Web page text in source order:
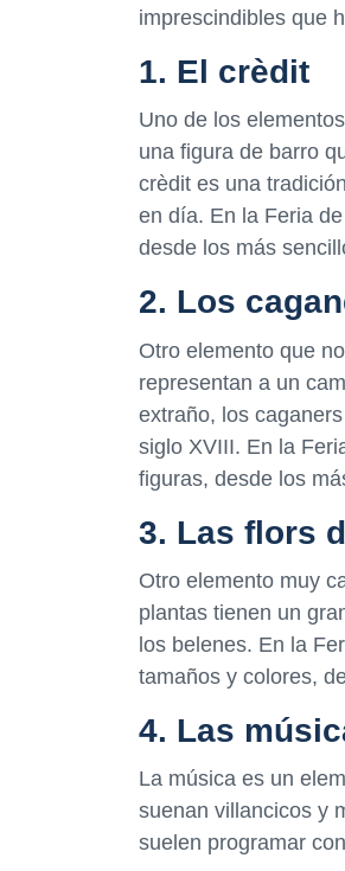
imprescindibles que
1. El crèdit
Uno de los
una figura de barro
crèdit es una
en día. En la Feria
desde los más
2. Los
Otro elemento que
representan a un
extraño, los
siglo XVIII. En la
figuras, desde los
3. Las flors
Otro elemento muy
plantas tienen un
los belenes. En la
tamaños y colores,
4. Las
La música es un
suenan villancicos y
suelen programar